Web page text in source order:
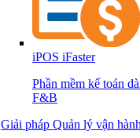
iPOS iFaster
Phần mềm kế toán
F&B
Giải pháp Quản lý vận hành